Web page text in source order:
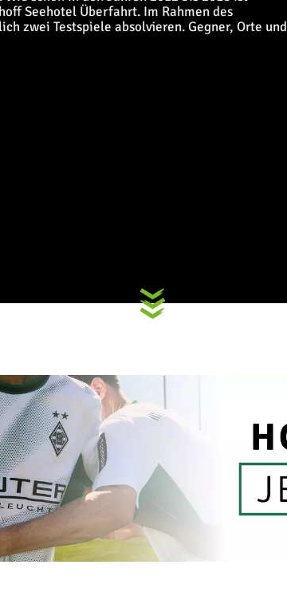
Seehotel Überfahrt. Im Rahmen des
zwei Testspiele absolvieren. Gegner, Orte und